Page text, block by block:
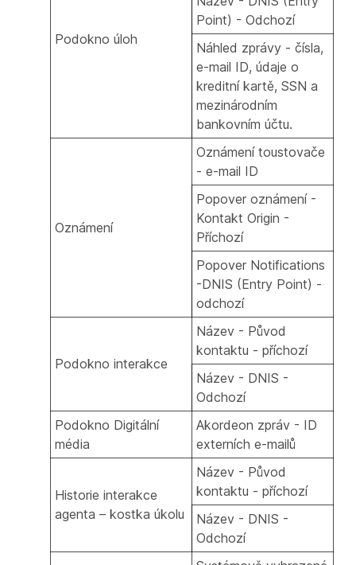
Podokno úloh
Point) - Odchozí
Náhled zprávy - čísla,
e-mail ID, údaje o
kreditní kartě, SSN a
mezinárodním
bankovním účtu.
Oznámení
Oznámení toustovače
- e-mail ID
Popover oznámení -
Kontakt Origin -
Příchozí
Popover Notifications
-DNIS (Entry Point) -
odchozí
Podokno interakce
Název - Původ
kontaktu - příchozí
Název - DNIS -
Odchozí
Podokno Digitální
média
Akordeon zpráv - ID
externích e-mailů
Historie interakce
agenta – kostka úkolu
Název - Původ
kontaktu - příchozí
Název - DNIS -
Odchozí